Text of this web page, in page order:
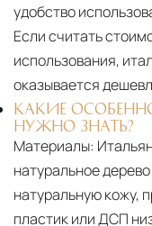
удобство
Если считать
использования,
оказывается
КАКИЕ
НУЖНО ЗНАТЬ?
Материалы:
натуральное
натуральную кожу,
пластик или ДСП